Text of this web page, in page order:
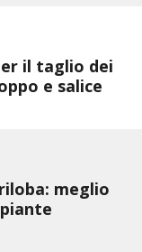
il taglio dei
e salice
meglio